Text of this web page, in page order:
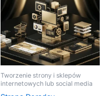
Tworzenie strony i sklepów
internetowych lub social media